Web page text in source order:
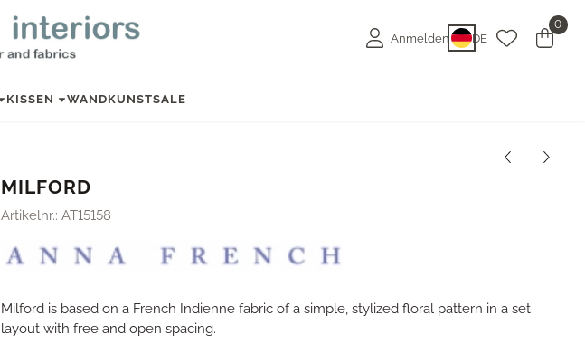
Anmelden DE
0
KISSEN WANDKUNSTSALE
MILFORD
Artikelnr.: AT15158
Milford is based on a French Indienne fabric of a simple, stylized floral pattern in a set
layout with free and open spacing.